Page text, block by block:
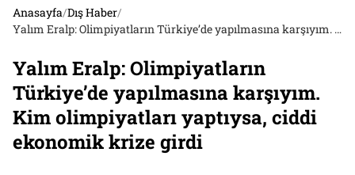
Anasayfa/Dış Haber/
Yalım Eralp: Olimpiyatların Türkiye’de yapılmasına karşıyım. Kim olimpiyatları yaptıysa, ciddi ekonomik krize girdi
Yalım Eralp: Olimpiyatların
Türkiye’de yapılmasına karşıyım.
Kim olimpiyatları yaptıysa, ciddi
ekonomik krize girdi